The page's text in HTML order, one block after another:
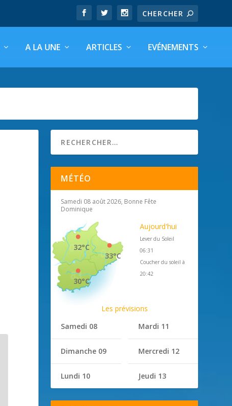
A LA UNE ARTICLES EVÉNEMENTS
MÉTÉO
Samedi 08 août 2026, Bonne Fête
Dominique
33°C
32°C
30°C
Aujourd'hui
Lever du Soleil
06:31
Coucher du soleil à
20:42
Les prévisions
Samedi 08
Dimanche 09
Lundi 10
Mardi 11
Mercredi 12
Jeudi 13